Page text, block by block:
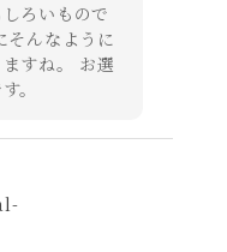
ろいもので
そんなように
すね。 お選
。